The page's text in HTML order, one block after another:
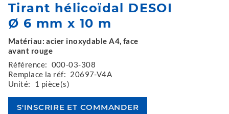
Tirant hélicoïdal DESOI
Ø 6 mm x 10 m
Matériau: acier inoxydable A4, face
avant rouge
Référence: 000-03-308
Remplace la réf: 20697-V4A
Unité:
1 pièce(s)